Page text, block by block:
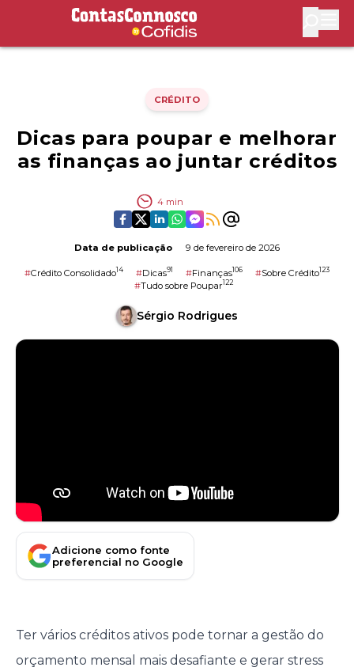
Contas Connosco by Cofidis
CRÉDITO
Dicas para poupar e melhorar
as finanças ao juntar créditos
4 min
Data de publicação 9 de fevereiro de 2026
#Crédito Consolidado14 #Dicas91 #Finanças106 #Sobre Crédito123
#Tudo sobre Poupar122
Sérgio Rodrigues
Adicione como fonte
preferencial no Google
Ter vários créditos ativos pode tornar a gestão do
orçamento mensal mais desafiante e gerar stress